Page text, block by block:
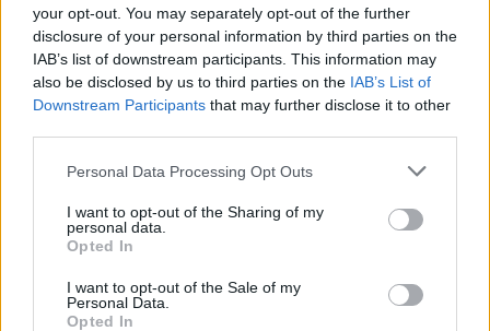
your opt-out. You may separately opt-out of the further
disclosure of your personal information by third parties on the
IAB’s list of downstream participants. This information may
also be disclosed by us to third parties on the IAB’s List of
Downstream Participants that may further disclose it to other
Personal Data Processing Opt Outs
I want to opt-out of the Sharing of my
personal data.
Opted In
I want to opt-out of the Sale of my
Personal Data.
Opted In
07 sierpnia 2026 | 18:10
Od 10 sierpnia zapisy na liturgie pod
przewodnictwem papieża
Leona XIV w czasie jego wizyty apostolskiej we Francji.
Papież odwiedzi ten kraj w dniach 25-28 września.